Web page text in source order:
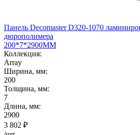
Панель Decomaster D320-1070
дюрополимера
200*7*2900ММ
Коллекция:
Array
Ширина, мм:
200
Толщина, мм:
7
Длина, мм:
2900
3 802 ₽